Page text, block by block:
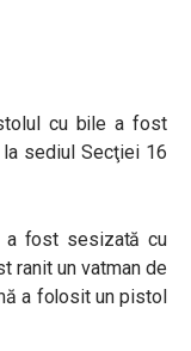
cu bile a fost
sediul Secţiei 16
a fost sesizată cu
ranit un vatman de
a folosit un pistol